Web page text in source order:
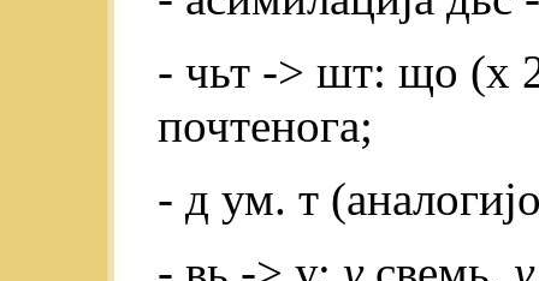
- чьт -> шт: що (х
почтенога;
- д ум. т